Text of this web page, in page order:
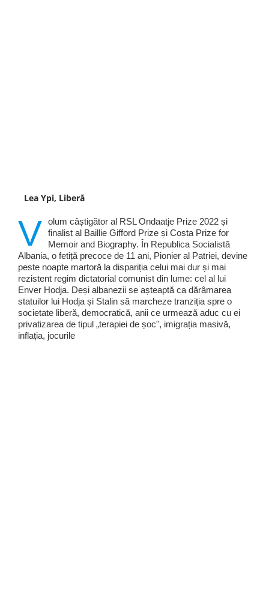
Lea Ypi, Liberă
V olum câștigător al RSL Ondaatje Prize 2022 și
finalist al Baillie Gifford Prize și Costa Prize for
Memoir and Biography. În Republica Socialistă
Albania, o fetiță precoce de 11 ani, Pionier al Patriei, devine
peste noapte martoră la dispariția celui mai dur și mai
rezistent regim dictatorial comunist din lume: cel al lui
Enver Hodja. Deși albanezii se așteaptă ca dărâmarea
statuilor lui Hodja și Stalin să marcheze tranziția spre o
societate liberă, democratică, anii ce urmează aduc cu ei
privatizarea de tipul „terapiei de șoc", imigrația masivă,
inflația, jocurile